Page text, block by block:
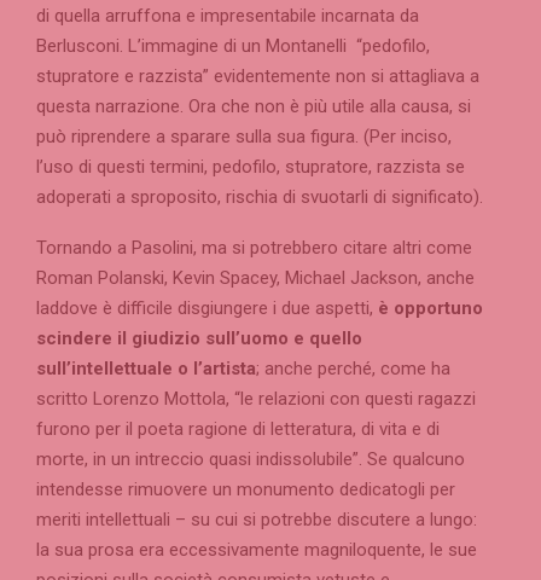
di quella arruffona e impresentabile incarnata da
Berlusconi. L’immagine di un Montanelli “pedofilo,
stupratore e razzista” evidentemente non si attagliava a
questa narrazione. Ora che non è più utile alla causa, si
può riprendere a sparare sulla sua figura. (Per inciso,
l’uso di questi termini, pedofilo, stupratore, razzista se
adoperati a sproposito, rischia di svuotarli di significato).
Tornando a Pasolini, ma si potrebbero citare altri come
Roman Polanski, Kevin Spacey, Michael Jackson, anche
laddove è difficile disgiungere i due aspetti, è opportuno
scindere il giudizio sull’uomo e quello
sull’intellettuale o l’artista; anche perché, come ha
scritto Lorenzo Mottola, “le relazioni con questi ragazzi
furono per il poeta ragione di letteratura, di vita e di
morte, in un intreccio quasi indissolubile”. Se qualcuno
intendesse rimuovere un monumento dedicatogli per
meriti intellettuali – su cui si potrebbe discutere a lungo:
la sua prosa era eccessivamente magniloquente, le sue